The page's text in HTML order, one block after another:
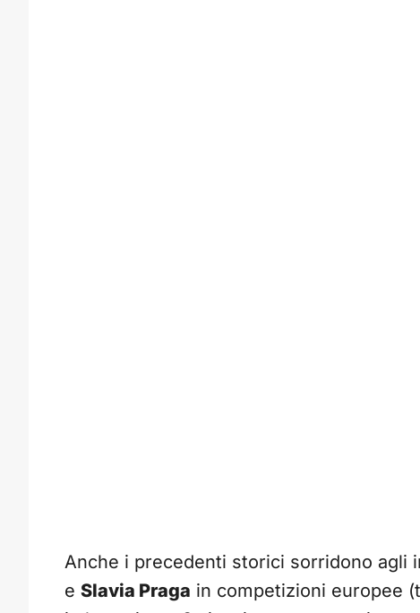
Anche i precedenti storici sorridono agli
e Slavia Praga in competizioni europee